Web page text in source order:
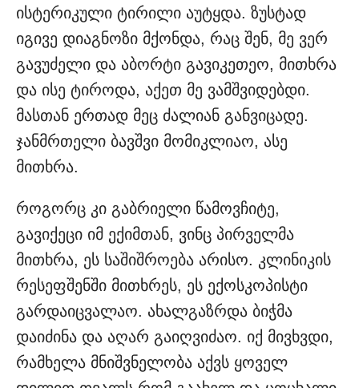
ისტერიკული ტირილი აუტყდა. ზუსტად
იგივე დიაგნოზი მქონდა, რაც შენ, მე ვერ
გავუძელი და აბორტი გავიკეთეო, მითხრა
და ისე ტიროდა, აქეთ მე ვამშვიდებდი.
მასთან ერთად მეც ძალიან განვიცადე.
ჯანმრთელი ბავშვი მომიკლიაო, ასე
მითხრა.
როგორც კი გაბრიელი წამოვჩიტე,
გავიქეცი იმ ექიმთან, ვინც პირველმა
მითხრა, ეს საშიშროება არისო. კლინიკის
რესეფშენში მითხრეს, ეს ექოსკოპისტი
გარდაიცვალაო. ახალგაზრდა ბიჭმა
დაიძინა და აღარ გაიღვიძაო. იქ მივხვდი,
რამხელა მნიშვნელობა აქვს ყოველ